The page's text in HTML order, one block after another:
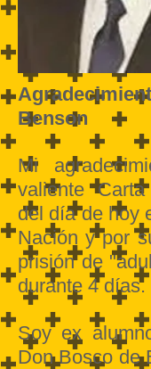
Benson
Mi
valiente
del día de hoy
Nación y por
prisión de
durante 4 días.
Soy ex
Don Bosco de